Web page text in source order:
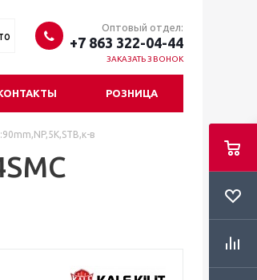
Оптовый отдел:
+7 863 322-04-44
ЗАКАЗАТЬ ЗВОНОК
РОЗНИЦА
в